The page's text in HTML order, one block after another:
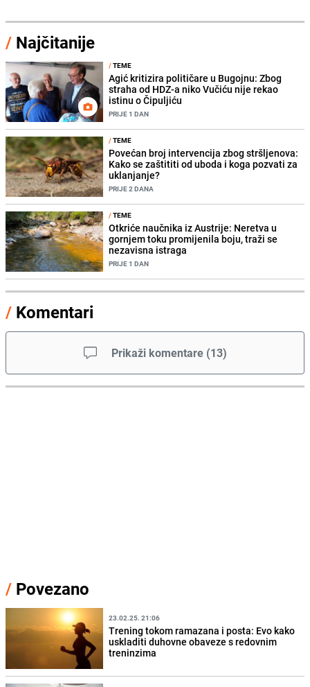
/ Najčitanije
/TEME
Agić kritizira političare u Bugojnu: Zbog
straha od HDZ-a niko Vučiću nije rekao
istinu o Čipuljiću
PRIJE 1 DAN
/TEME
Povećan broj intervencija zbog stršljenova:
Kako se zaštititi od uboda i koga pozvati za
uklanjanje?
PRIJE 2 DANA
/TEME
Otkriće naučnika iz Austrije: Neretva u
gornjem toku promijenila boju, traži se
nezavisna istraga
PRIJE 1 DAN
/ Komentari
Prikaži komentare (13)
/ Povezano
23.02.25. 21:06
Trening tokom ramazana i posta: Evo kako
uskladiti duhovne obaveze s redovnim
treninzima